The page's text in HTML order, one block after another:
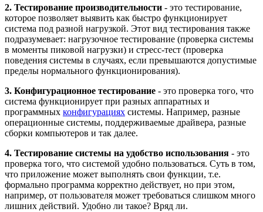
2. Тестирование производительности - это тестирование,
которое позволяет выявить как быстро функционирует
система под разной нагрузкой. Этот вид тестирования также
подразумевает: нагрузочное тестирование (проверка системы
в моменты пиковой нагрузки) и стресс-тест (проверка
поведения системы в случаях, если превышаются допустимые
пределы нормального функционирования).
3. Конфигурационное тестирование - это проверка того, что
система функционирует при разных аппаратных и
программных конфигурациях системы. Например, разные
операционные системы, поддерживаемые драйвера, разные
сборки компьютеров и так далее.
4. Тестирование системы на удобство использования - это
проверка того, что системой удобно пользоваться. Суть в том,
что приложение может выполнять свои функции, т.е.
формально программа корректно действует, но при этом,
например, от пользователя может требоваться слишком много
лишних действий. Удобно ли такое? Вряд ли.